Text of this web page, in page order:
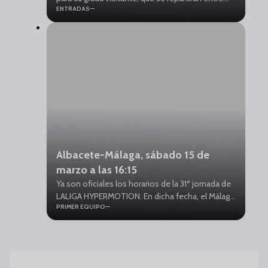
peñas y abonados. Debido a la alta demanda, su
compra se realizará a través de un sorteo.
ENTRADAS
Albacete-Málaga, sábado 15 de
marzo a las 16:15
Ya son oficiales los horarios de la 31ª jornada de
LALIGA HYPERMOTION. En dicha fecha, el Málaga
CF se medirá a domicilio al Albacete Balompié.
PRIMER EQUIPO